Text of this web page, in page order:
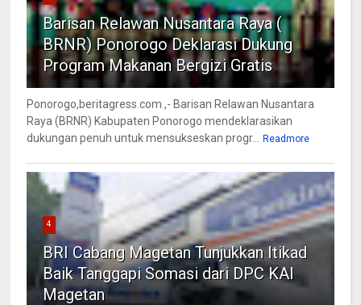
Barisan Relawan Nusantara Raya (
BRNR) Ponorogo Deklarasi Dukung
Program Makanan Bergizi Gratis
Ponorogo,beritagress.com ,- Barisan Relawan Nusantara
Raya (BRNR) Kabupaten Ponorogo mendeklarasikan
dukungan penuh untuk mensukseskan progr...
Readmore
4
BRI Cabang Magetan Tunjukkan Itikad
Baik Tanggapi Somasi dari DPC KAI
Magetan